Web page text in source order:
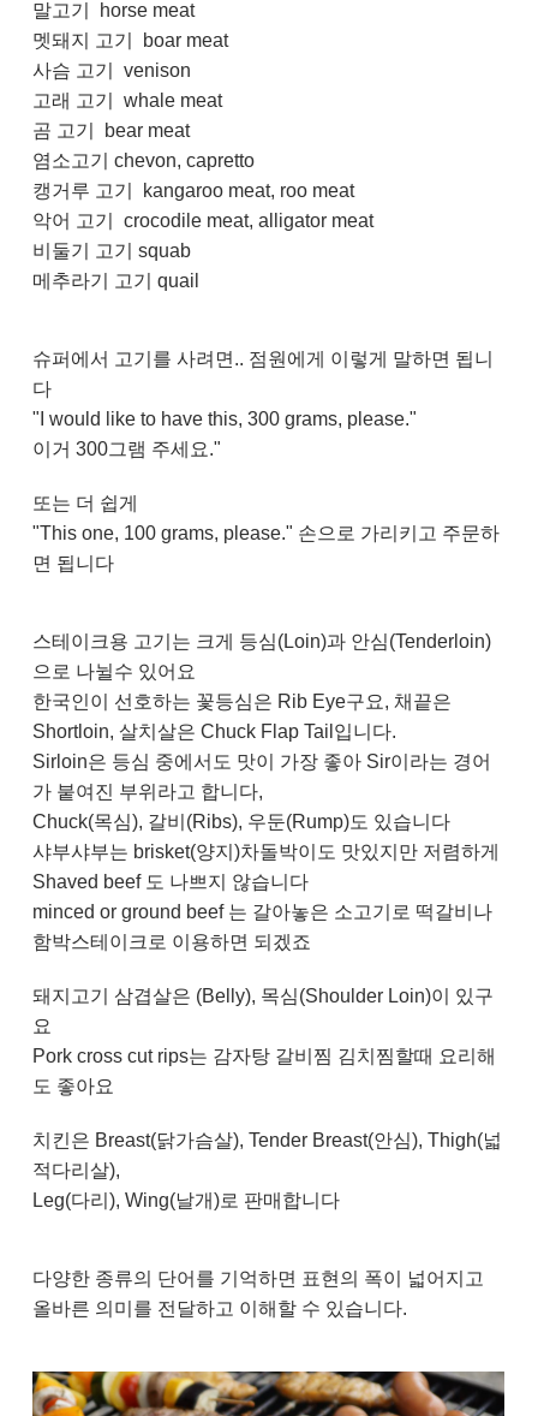
말고기 horse meat
멧돼지 고기 boar meat
사슴 고기 venison
고래 고기 whale meat
곰 고기 bear meat
염소고기 chevon, capretto
캥거루 고기 kangaroo meat, roo meat
악어 고기 crocodile meat, alligator meat
비둘기 고기 squab
메추라기 고기 quail
슈퍼에서 고기를 사려면.. 점원에게 이렇게 말하면 됩니
다
"I would like to have this, 300 grams, please."
이거 300그램 주세요."
또는 더 쉽게
"This one, 100 grams, please." 손으로 가리키고 주문하
면 됩니다
스테이크용 고기는 크게 등심(Loin)과 안심(Tenderloin)
으로 나뉠수 있어요
한국인이 선호하는 꽃등심은 Rib Eye구요, 채끝은
Shortloin, 살치살은 Chuck Flap Tail입니다.
Sirloin은 등심 중에서도 맛이 가장 좋아 Sir이라는 경어
가 붙여진 부위라고 합니다,
Chuck(목심), 갈비(Ribs), 우둔(Rump)도 있습니다
샤부샤부는 brisket(양지)차돌박이도 맛있지만 저렴하게
Shaved beef 도 나쁘지 않습니다
minced or ground beef 는 갈아놓은 소고기로 떡갈비나
함박스테이크로 이용하면 되겠죠
돼지고기 삼겹살은 (Belly), 목심(Shoulder Loin)이 있구
요
Pork cross cut rips는 감자탕 갈비찜 김치찜할때 요리해
도 좋아요
치킨은 Breast(닭가슴살), Tender Breast(안심), Thigh(넓
적다리살),
Leg(다리), Wing(날개)로 판매합니다
다양한 종류의 단어를 기억하면 표현의 폭이 넓어지고
올바른 의미를 전달하고 이해할 수 있습니다.